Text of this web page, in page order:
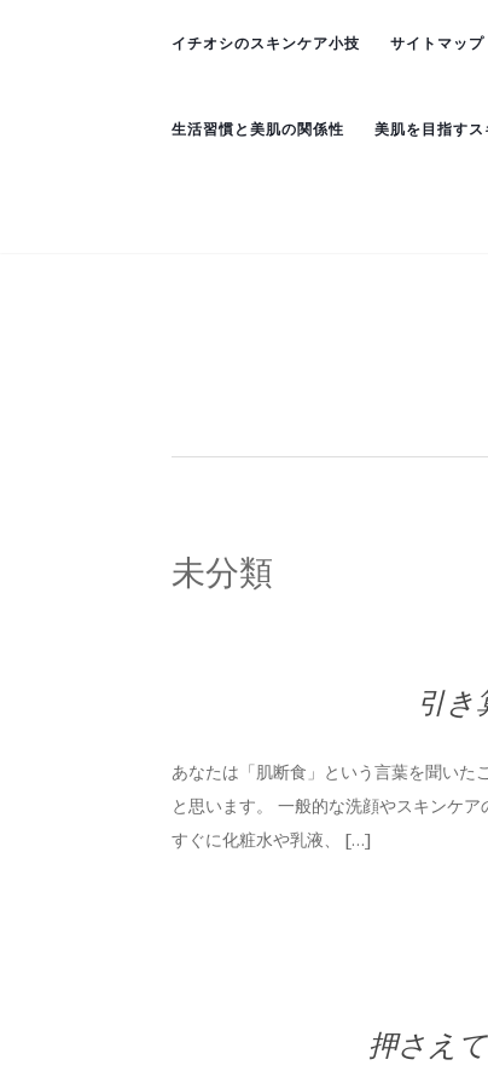
イチオシのスキンケア小技 サイトマップ
生活習慣と美肌の関係性 美肌を目指す
未分類
引き
あなたは「肌断食」という言葉を聞いた
と思います。 一般的な洗顔やスキンケ
すぐに化粧水や乳液、 […]
押さえ